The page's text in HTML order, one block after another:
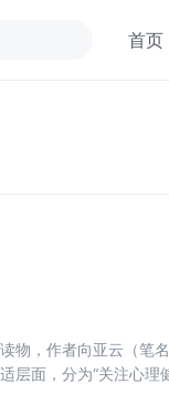
首页
物，作者向亚云（笔
面，分为“关注心理